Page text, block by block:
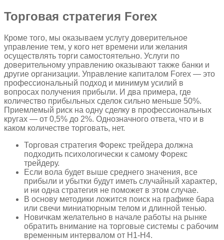
Торговая стратегия Forex
Кроме того, мы оказываем услугу доверительное
управление тем, у кого нет времени или желания
осуществлять торги самостоятельно. Услуги по
доверительному управлению оказывают также банки и
другие организации. Управление капиталом Forex — это
профессиональный подход и минимум усилий в
вопросах получения прибыли. И два примера, где
количество прибыльных сделок сильно меньше 50%.
Приемлемый риск на одну сделку в профессиональных
кругах — от 0,5% до 2%. Однозначного ответа, что и в
каком количестве торговать, нет.
Торговая стратегия Форекс трейдера должна
подходить психологически к самому Форекс
трейдеру.
Если вола будет выше среднего значения, все
прибыли и убытки будут иметь случайный характер,
и ни одна стратегия не поможет в этом случае.
В основу методики ложится поиск на графике бара
или свечи миниатюрным телом и длинной тенью.
Новичкам желательно в начале работы на рынке
обратить внимание на торговые системы с рабочим
временным интервалом от Н1-Н4.